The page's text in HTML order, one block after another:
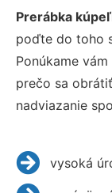
Prerábka
poďte do toho
Ponúkame
prečo sa
nadviazanie
vysoká